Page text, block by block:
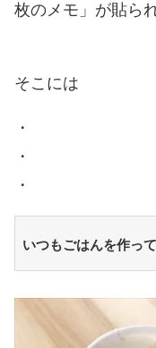
枚のメモ」が貼ら
そこには
・
・
・
いつもごはんを作っ